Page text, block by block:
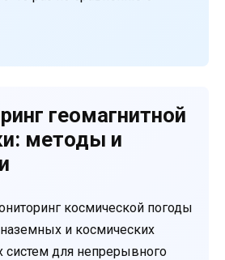
геомагнитной
методы и
космической погоды
наземных и космических
систем для непрерывного